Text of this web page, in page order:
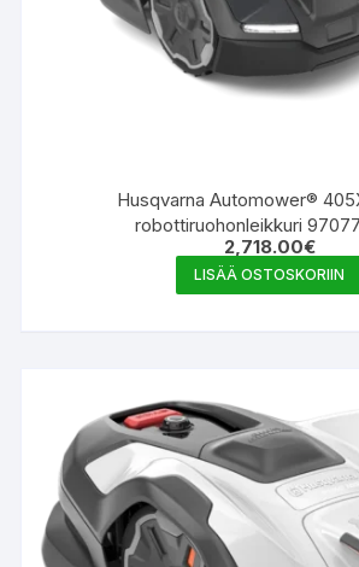
Husqvarna Automower®
robottiruohonleikkuri
2,718.00€
LISÄÄ OSTOSKORIIN